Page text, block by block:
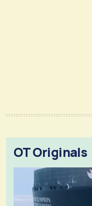
OT Originals